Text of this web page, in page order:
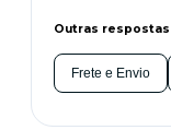
Outras
Frete e Envio